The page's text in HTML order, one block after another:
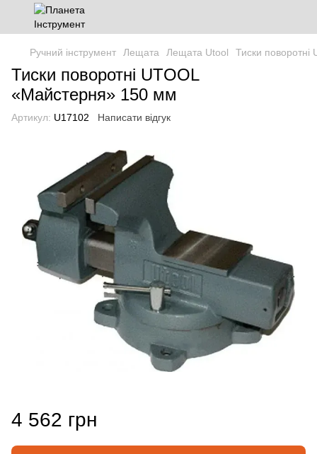
Ручний інструмент Лещата Лещата Utool Тиски
Тиски поворотні UTOOL
«Майстерня» 150 мм
Артикул: U17102 Написати відгук
4 562 грн